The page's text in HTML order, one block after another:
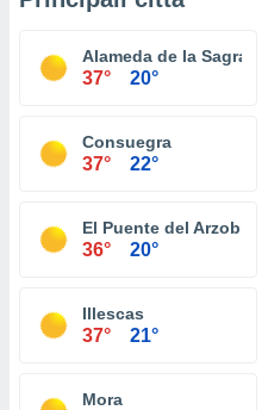
Alameda de la Sagra
37° 20°
Consuegra
37° 22°
El Puente del Arzobispo
36° 20°
Illescas
37° 21°
Mora